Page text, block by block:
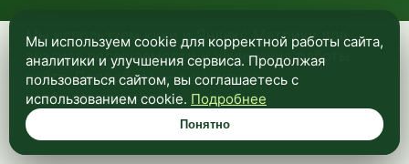
Мы используем куки и Яндекс Метрику для
анализа посещаемости и улучшения работы
сайта. Подробнее —в политике
конфиденциальности.
Понятно
Мы используем cookie для корректной работы сайта,
аналитики и улучшения сервиса. Продолжая
пользоваться сайтом, вы соглашаетесь с
использованием cookie. Подробнее
Понятно